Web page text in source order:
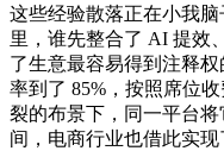
这些经验散落正在小我
里，谁先整合了 AI 提效
了生意最容易得到注释
率到了 85%，按照席位
裂的布景下，同一平台
间，电商行业也借此实